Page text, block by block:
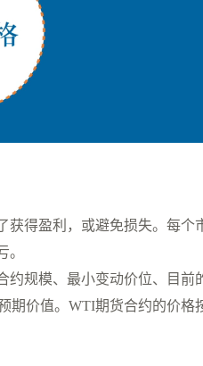
获得盈利，或避免损失。每个
。
规模、最小变动价位、目前
期价值。WTI期货合约的价